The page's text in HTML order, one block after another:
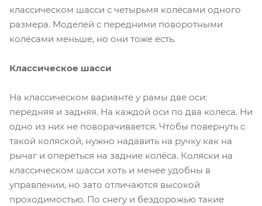
классическом шасси с четырьмя колёсами одного
размера. Моделей с передними поворотными
колёсами меньше, но они тоже есть.
Классическое шасси
На классическом варианте у рамы две оси:
передняя и задняя. На каждой оси по два колеса. Ни
одно из них не поворачивается. Чтобы повернуть с
такой коляской, нужно надавить на ручку как на
рычаг и опереться на задние колёса. Коляски на
классическом шасси хоть и менее удобны в
управлении, но зато отличаются высокой
проходимостью. По снегу и бездорожью такие